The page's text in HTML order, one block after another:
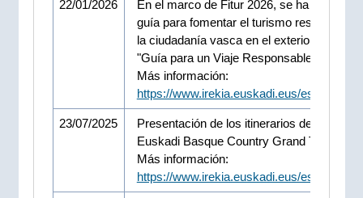
22/01/2026
En el marco de Fitur 2026, se ha
guía para fomentar el turismo responsable
la ciudadanía vasca en el exterior Euskadi
"Guía para un Viaje Responsable".
Más información:
https://www.irekia.euskadi.eus/es/news/
23/07/2025
Presentación de los itinerarios de costa del
Euskadi Basque Country Grand Tour.
Más información:
https://www.irekia.euskadi.eus/es/news/